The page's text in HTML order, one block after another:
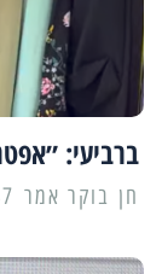
ברביעי: